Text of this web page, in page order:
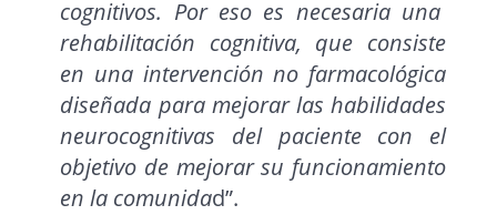
cognitivos. Por eso es necesaria una
rehabilitación cognitiva, que consiste
en una intervención no farmacológica
diseñada para mejorar las habilidades
neurocognitivas del paciente con el
objetivo de mejorar su funcionamiento
en la comunidad”.